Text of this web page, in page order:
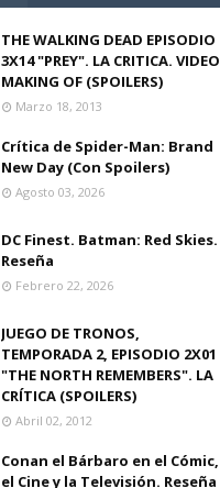
THE WALKING DEAD EPISODIO
3X14 "PREY". LA CRITICA. VIDEO
MAKING OF (SPOILERS)
Marzo 18, 2013
Crítica de Spider-Man: Brand
New Day (Con Spoilers)
Agosto 03, 2026
DC Finest. Batman: Red Skies.
Reseña
Febrero 22, 2026
JUEGO DE TRONOS,
TEMPORADA 2, EPISODIO 2X01
"THE NORTH REMEMBERS". LA
CRÍTICA (SPOILERS)
Abril 02, 2012
Conan el Bárbaro en el Cómic,
el Cine y la Televisión. Reseña